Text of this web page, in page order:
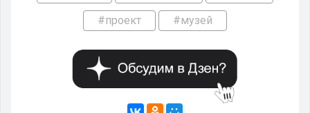
#проект #музей